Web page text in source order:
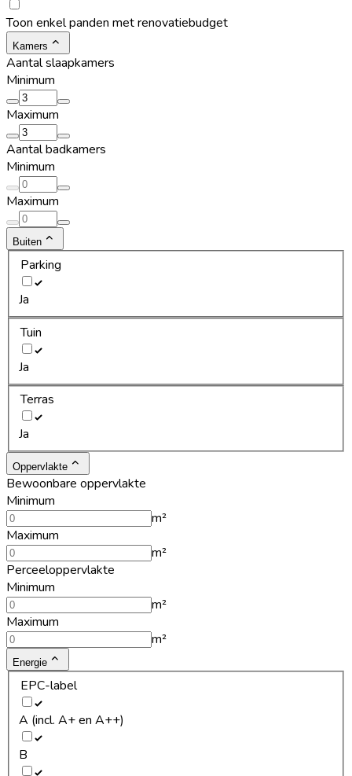
Toon enkel panden met renovatiebudget
Kamers
Aantal slaapkamers
Minimum
Maximum
Aantal badkamers
Minimum
Maximum
Buiten
Parking
Ja
Tuin
Ja
Terras
Ja
Oppervlakte
Bewoonbare oppervlakte
Minimum
m²
Maximum
m²
Perceeloppervlakte
Minimum
m²
Maximum
m²
Energie
EPC-label
A (incl. A+ en A++)
B